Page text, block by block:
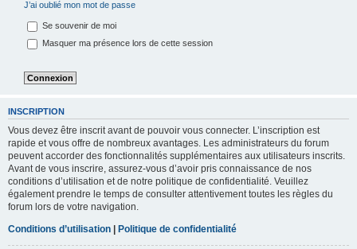
J’ai oublié mon mot de passe
Se souvenir de moi
Masquer ma présence lors de cette session
INSCRIPTION
Vous devez être inscrit avant de pouvoir vous connecter. L’inscription est
rapide et vous offre de nombreux avantages. Les administrateurs du forum
peuvent accorder des fonctionnalités supplémentaires aux utilisateurs inscrits.
Avant de vous inscrire, assurez-vous d’avoir pris connaissance de nos
conditions d’utilisation et de notre politique de confidentialité. Veuillez
également prendre le temps de consulter attentivement toutes les règles du
forum lors de votre navigation.
Conditions d’utilisation | Politique de confidentialité